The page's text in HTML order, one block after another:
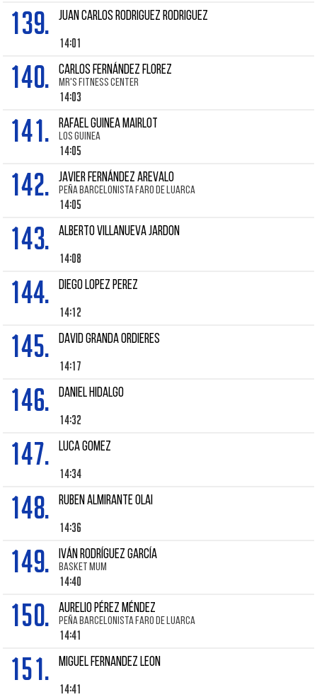
139. JUAN CARLOS RODRIGUEZ RODRIGUEZ
14:01
140. CARLOS FERNÁNDEZ FLOREZ
MR'S FITNESS CENTER
14:03
141. RAFAEL GUINEA MAIRLOT
LOS GUINEA
14:05
142. JAVIER FERNÁNDEZ AREVALO
PEÑA BARCELONISTA FARO DE LUARCA
14:05
143. ALBERTO VILLANUEVA JARDON
14:08
144. DIEGO LOPEZ PEREZ
14:12
145. David GRANDA ORDIERES
14:17
146. DANIEL HIDALGO
14:32
147. LUCA GOMEZ
14:34
148. Ruben ALMIRANTE OLAI
14:36
149. IVÁN RODRÍGUEZ GARCÍA
BASKET MUM
14:40
150. AURELIO PÉREZ MÉNDEZ
PEÑA BARCELONISTA FARO DE LUARCA
14:41
151. MIGUEL FERNANDEZ LEON
14:41